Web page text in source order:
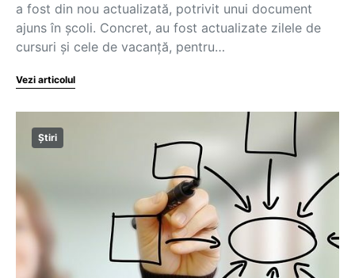
a fost din nou actualizată, potrivit unui document
ajuns în școli. Concret, au fost actualizate zilele de
cursuri și cele de vacanță, pentru…
Vezi articolul
Știri